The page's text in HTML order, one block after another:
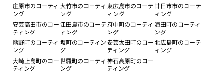
庄原市のコーティ
ング
大竹市のコーティ
ング
東広島市のコーテ
ィング
廿日市市のコーテ
ィング
安芸高田市のコー
ティング
江田島市のコーテ
ィング
府中町のコーティ
ング
海田町のコーティ
ング
熊野町のコーティ
ング
坂町のコーティン
グ
安芸太田町のコー
ティング
北広島町のコーテ
ィング
大崎上島町のコー
ティング
世羅町のコーティ
ング
神石高原町のコー
ティング